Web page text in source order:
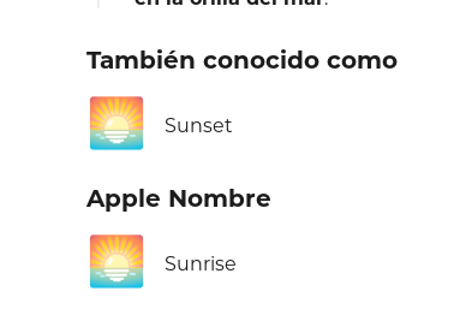
También conocido como
🌅 Sunset
Apple Nombre
🌅 Sunrise